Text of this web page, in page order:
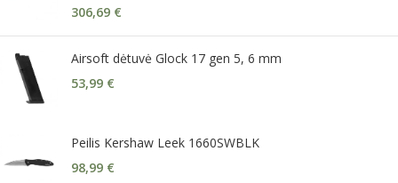
306,69 €
Airsoft dėtuvė Glock 17 gen 5, 6 mm
53,99 €
Peilis Kershaw Leek 1660SWBLK
98,99 €